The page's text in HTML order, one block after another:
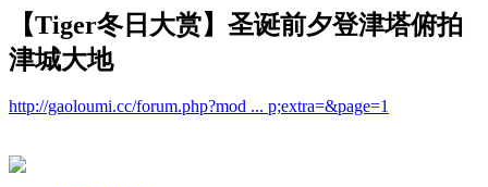
【Tiger冬日大赏】圣诞前夕登津塔俯拍
津城大地
http://gaoloumi.cc/forum.php?mod ... p;extra=&page=1